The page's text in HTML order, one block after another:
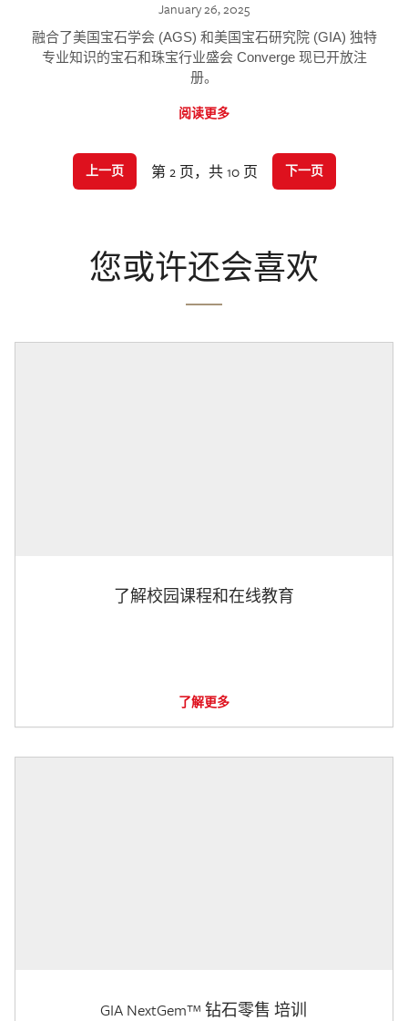
January 26, 2025
融合了美国宝石学会 (AGS) 和美国宝石研究院 (GIA) 独特
专业知识的宝石和珠宝行业盛会 Converge 现已开放注
册。
阅读更多
上一页 第 2 页，共 10 页 下一页
您或许还会喜欢
了解校园课程和在线教育
了解更多
GIA NextGem™ 钻石零售 培训